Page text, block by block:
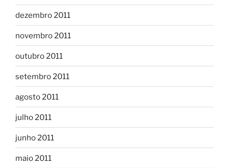
dezembro 2011
novembro 2011
outubro 2011
setembro 2011
agosto 2011
julho 2011
junho 2011
maio 2011